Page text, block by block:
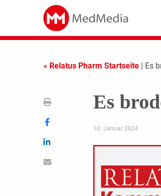
« Relatus Pharm Startseite | Es
Es
10. Januar 2024